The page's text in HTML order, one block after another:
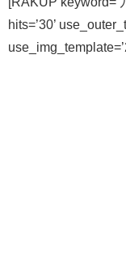
hits=’30’